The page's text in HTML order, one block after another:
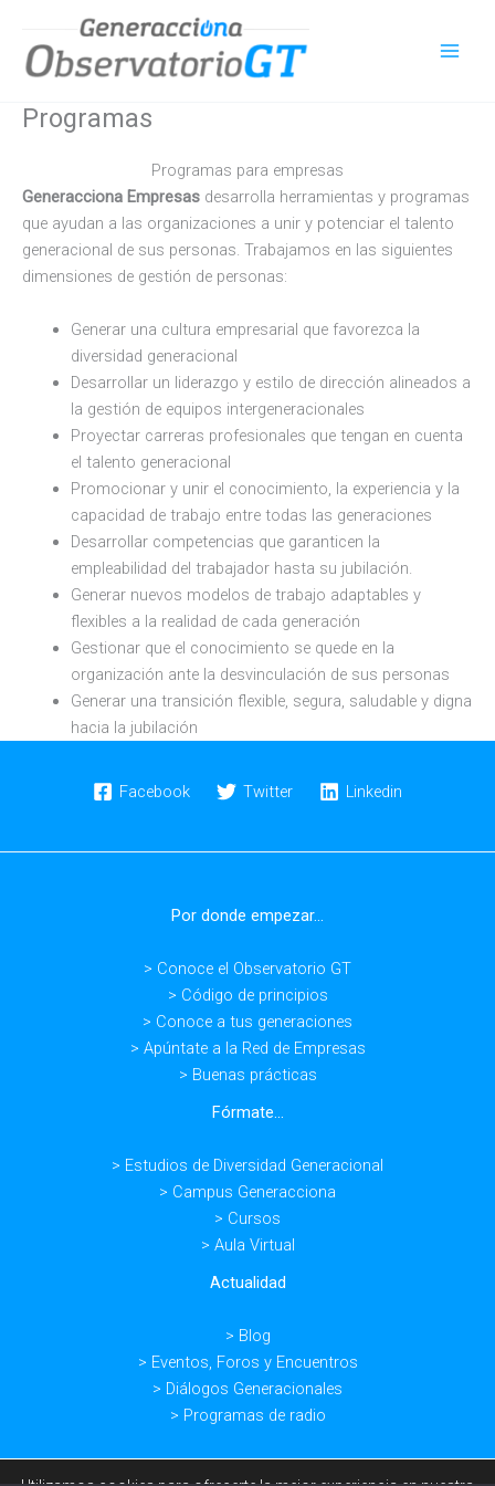
contenido
Programas
Programas para empresas
Generacciona Empresas desarrolla herramientas y programas
que ayudan a las organizaciones a unir y potenciar el talento
generacional de sus personas. Trabajamos en las siguientes
dimensiones de gestión de personas:
Generar una cultura empresarial que favorezca la
diversidad generacional
Desarrollar un liderazgo y estilo de dirección alineados a
la gestión de equipos intergeneracionales
Proyectar carreras profesionales que tengan en cuenta
el talento generacional
Promocionar y unir el conocimiento, la experiencia y la
capacidad de trabajo entre todas las generaciones
Desarrollar competencias que garanticen la
empleabilidad del trabajador hasta su jubilación.
Generar nuevos modelos de trabajo adaptables y
flexibles a la realidad de cada generación
Gestionar que el conocimiento se quede en la
organización ante la desvinculación de sus personas
Generar una transición flexible, segura, saludable y digna
hacia la jubilación
Facebook Twitter Linkedin
Por donde empezar...
> Conoce el Observatorio GT
> Código de principios
> Conoce a tus generaciones
> Apúntate a la Red de Empresas
> Buenas prácticas
Fórmate...
> Estudios de Diversidad Generacional
> Campus Generacciona
> Cursos
> Aula Virtual
Actualidad
> Blog
> Eventos, Foros y Encuentros
> Diálogos Generacionales
> Programas de radio